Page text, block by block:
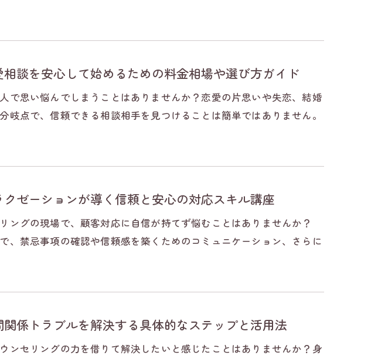
談を安心して始めるための料金相場や選び方ガイド
で思い悩んでしまうことはありませんか？恋愛の片思いや失恋、結婚
岐点で、信頼できる相談相手を見つけることは簡単ではありません。
ゼーションが導く信頼と安心の対応スキル講座
ングの現場で、顧客対応に自信が持てず悩むことはありませんか？
、禁忌事項の確認や信頼感を築くためのコミュニケーション、さらに
係トラブルを解決する具体的なステップと活用法
ンセリングの力を借りて解決したいと感じたことはありませんか？身